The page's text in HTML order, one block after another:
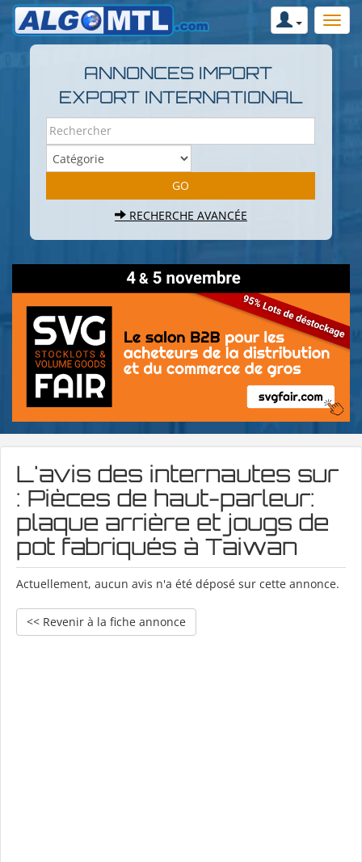
ANNONCES IMPORT
EXPORT INTERNATIONAL
RECHERCHE AVANCÉE
L'avis des internautes sur
: Pièces de haut-parleur:
plaque arrière et jougs de
pot fabriqués à Taiwan
Actuellement, aucun avis n'a été déposé sur cette annonce.
<< Revenir à la fiche annonce